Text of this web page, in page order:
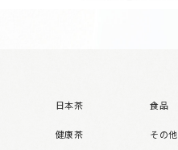
日本茶
健康茶
食品
その他